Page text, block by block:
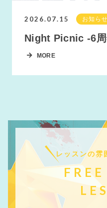
2026.07.15 お知らせ
Night Picnic -6周
MORE
レッスンの雰